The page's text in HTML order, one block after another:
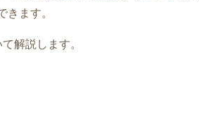
ます。
解説します。